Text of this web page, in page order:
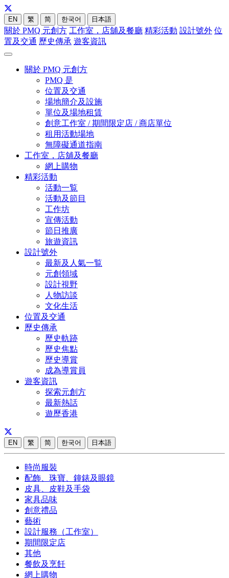
EN 繁 简 한국어 日本語
關於 PMQ 元創方 工作室，店舖及餐廳 精彩活動 設計號外 位
置及交通 歷史傳承 遊客資訊
關於 PMQ 元創方
PMQ 是
位置及交通
場地簡介及設施
單位及場地租賃
創意工作室 / 期間限定店 / 商店單位
租用活動場地
無障礙通道指南
工作室，店舖及餐廳
網上購物
精彩活動
活動一覧
活動及節目
工作坊
宣傳活動
節日推廣
旅遊資訊
設計號外
最新及人氣一覧
元創領域
設計視野
人物訪談
文化生活
位置及交通
歷史傳承
歷史軌跡
歷史焦點
歷史導賞
成為導賞員
遊客資訊
探索元創方
最新熱話
遊歷香港
EN 繁 简 한국어 日本語
時尚服裝
配飾、珠寶、鐘錶及眼鏡
皮具、皮鞋及手袋
家具品味
創意禮品
藝術
設計服務（工作室）
期間限定店
其他
餐飲及烹飪
網上購物